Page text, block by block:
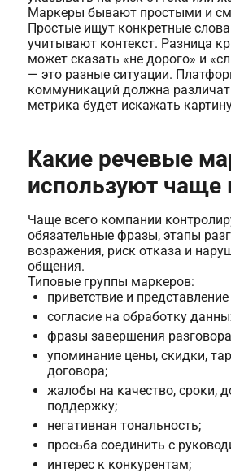
Маркеры бывают простыми и
Простые ищут конкретные
учитывают контекст. Разница
может сказать «не дорого» и
— это разные ситуации.
коммуникаций должна
метрика будет искажать
Какие речевые
используют чаще
Чаще всего компании
обязательные фразы, этапы
возражения, риск отказа и
общения.
Типовые группы маркеров:
приветствие и
согласие на обработку
фразы завершения
упоминание цены, скидки,
договора;
жалобы на качество, сроки,
поддержку;
негативная тональность;
просьба соединить с
интерес к конкурентам;